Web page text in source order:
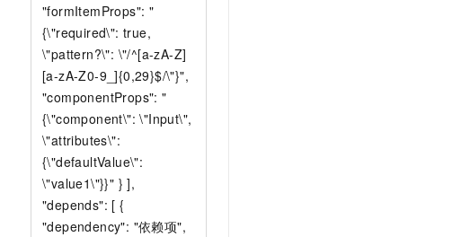
"formItemProps": "
{\"required\": true,
\"pattern?\": \"/^[a-zA-Z]
[a-zA-Z0-9_]{0,29}$/\"}",
"componentProps": "
{\"component\": \"Input\",
\"attributes\":
{\"defaultValue\":
\"value1\"}}" } ],
"depends": [ {
"dependency": "依赖项",